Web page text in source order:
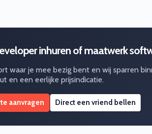
inhuren of maatwerk
waar je mee bezig bent en wij sparren
en een eerlijke prijsindicatie.
aanvragen Direct een vriend bellen